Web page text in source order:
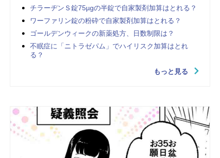
チラーヂンＳ錠75µgの半錠で自家製剤加算はとれる？
ワーファリン錠の粉砕で自家製剤加算はとれる？
ゴールデンウィークの新薬処方、日数制限は？
不眠症に「ニトラゼパム」でハイリスク加算はとれ
る？
もっと見る